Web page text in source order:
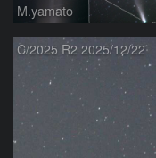
M.yamato
C/2025 R2 2025/12/22